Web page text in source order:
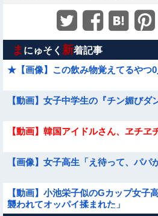
ま にゅそく 新着記事
★【画像】この飲み物覚えてるやつ
【動画】女子中学生の『チン媚びダ
【動画】韓国アイドルさん、ヱチヱ
【画像】女子高生「え待って、パパ
【動画】小池栄子似のGカップ女子
襲われてオッパイ揉まれた」